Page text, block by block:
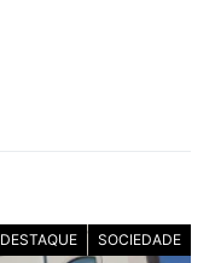
DESTAQUE SOCIEDADE